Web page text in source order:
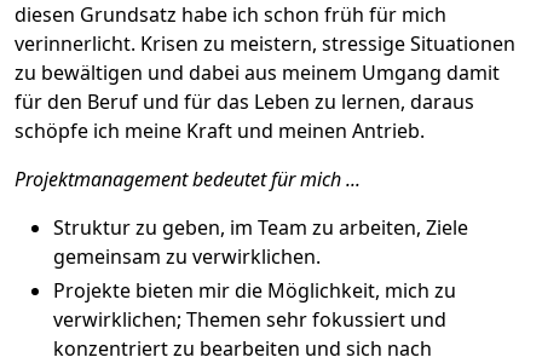
diesen Grundsatz habe ich schon früh für mich
verinnerlicht. Krisen zu meistern, stressige Situationen
zu bewältigen und dabei aus meinem Umgang damit
für den Beruf und für das Leben zu lernen, daraus
schöpfe ich meine Kraft und meinen Antrieb.
Projektmanagement bedeutet für mich ...
Struktur zu geben, im Team zu arbeiten, Ziele
gemeinsam zu verwirklichen.
Projekte bieten mir die Möglichkeit, mich zu
verwirklichen; Themen sehr fokussiert und
konzentriert zu bearbeiten und sich nach